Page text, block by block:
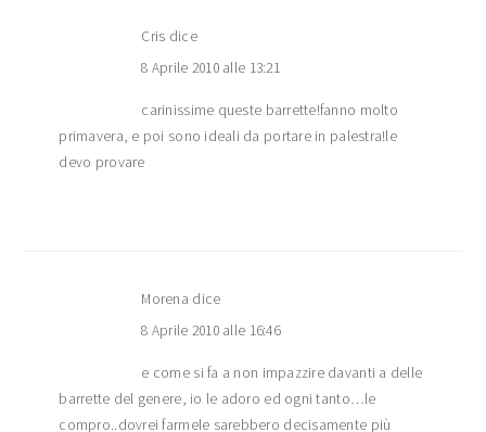
Cris dice
8 Aprile 2010 alle 13:21
carinissime queste barrette!fanno molto
primavera, e poi sono ideali da portare in palestra!le
devo provare
Morena dice
8 Aprile 2010 alle 16:46
e come si fa a non impazzire davanti a delle
barrette del genere, io le adoro ed ogni tanto…le
compro..dovrei farmele sarebbero decisamente più